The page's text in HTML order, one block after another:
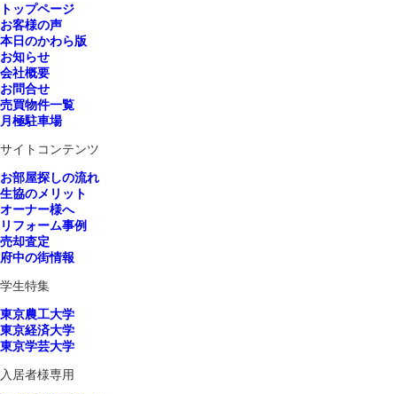
トップページ
お客様の声
本日のかわら版
お知らせ
会社概要
お問合せ
売買物件一覧
月極駐車場
サイトコンテンツ
お部屋探しの流れ
生協のメリット
オーナー様へ
リフォーム事例
売却査定
府中の街情報
学生特集
東京農工大学
東京経済大学
東京学芸大学
入居者様専用